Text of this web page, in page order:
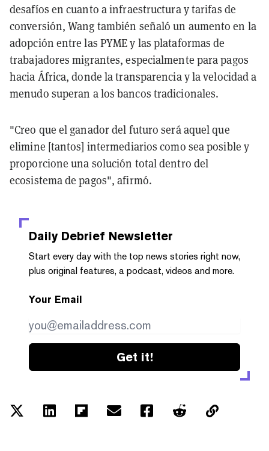
desafíos en cuanto a infraestructura y tarifas de
conversión, Wang también señaló un aumento en la
adopción entre las PYME y las plataformas de
trabajadores migrantes, especialmente para pagos
hacia África, donde la transparencia y la velocidad a
menudo superan a los bancos tradicionales.
"Creo que el ganador del futuro será aquel que
elimine [tantos] intermediarios como sea posible y
proporcione una solución total dentro del
ecosistema de pagos", afirmó.
Daily Debrief Newsletter
Start every day with the top news stories right now,
plus original features, a podcast, videos and more.
Your Email
Get it!